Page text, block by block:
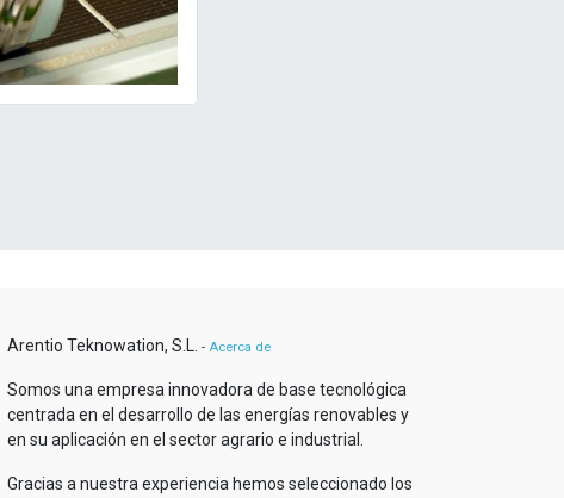
Arentio Teknowation, S.L. - Acerca de
Somos una empresa innovadora de base tecnológica
centrada en el desarrollo de las energías renovables y
en su aplicación en el sector agrario e industrial.
Gracias a nuestra experiencia hemos seleccionado los